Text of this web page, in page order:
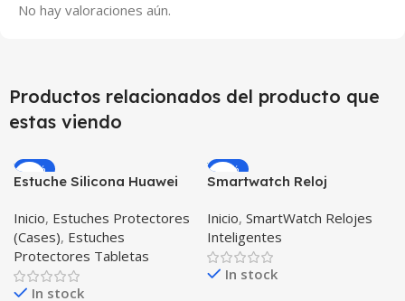
No hay valoraciones aún.
Productos relacionados del producto que
estas viendo
-12%
Estuche Silicona Huawei
Inicio, Estuches Protectores
(Cases), Estuches
Protectores Tabletas
In stock
-59%
Smartwatch Reloj
GPS Ubicar Niños SOS
Inicio, SmartWatch Relojes
Inteligentes
In stock